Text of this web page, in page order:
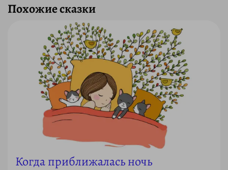
Похожие сказки
Когда приближалась ночь